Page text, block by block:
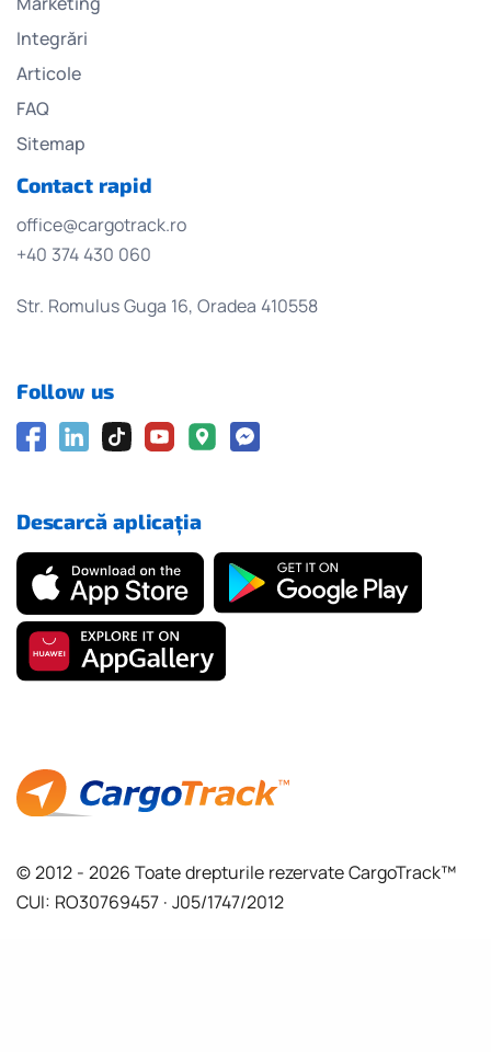
Integrări
Articole
FAQ
Sitemap
Contact rapid
office@cargotrack.ro
+40 374 430 060
Str. Romulus Guga 16, Oradea 410558
© 2012 - 2026 Toate drepturile rezervate CargoTrack™
CUI: RO30769457 · J05/1747/2012
Follow us
Descarcă aplicația